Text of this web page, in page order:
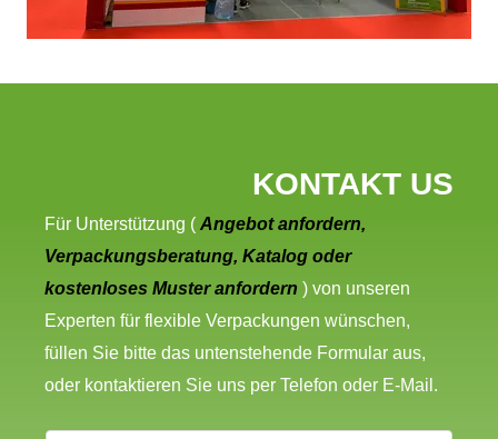
KONTAKT US
Für Unterstützung ( Angebot anfordern,
Verpackungsberatung, Katalog oder
kostenloses Muster anfordern ) von unseren
Experten für flexible Verpackungen wünschen,
füllen Sie bitte das untenstehende Formular aus,
oder kontaktieren Sie uns per Telefon oder E-Mail.